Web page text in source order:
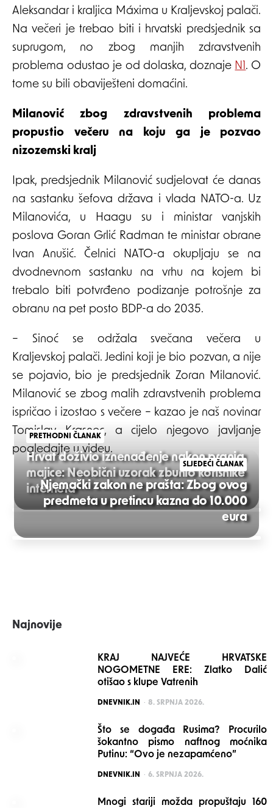
Aleksandar i kraljica Máxima u Kraljevskoj palači.
Na večeri je trebao biti i hrvatski predsjednik sa
suprugom, no zbog manjih zdravstvenih
problema odustao je od dolaska, doznaje N1. O
tome su bili obaviješteni domaćini.
Milanović zbog zdravstvenih problema
propustio večeru na koju ga je pozvao
nizozemski kralj
Ipak, predsjednik Milanović sudjelovat će danas
na sastanku šefova država i vlada NATO-a. Uz
Milanovića, u Haagu su i ministar vanjskih
poslova Goran Grlić Radman te ministar obrane
Ivan Anušić. Čelnici NATO-a okupljaju se na
dvodnevnom sastanku na vrhu na kojem bi
trebalo biti potvrđeno podizanje potrošnje za
obranu na pet posto BDP-a do 2035.
– Sinoć se održala svečana večera u
Kraljevskoj palači. Jedini koji je bio pozvan, a nije
se pojavio, bio je predsjednik Zoran Milanović.
Milanović se zbog malih zdravstvenih problema
ispričao i izostao s večere – kazao je naš novinar
Tomislav Krasnec, a cijelo njegovo javljanje
pogledajte u videu.
Post
navigation
PRETHODNI ČLANAK
Hrvat doživio iznenađenje nakon pranja
majice: Neobični uzorak zbunio korisnike
interneta
SLJEDEĆI ČLANAK
Njemački zakon ne prašta: Zbog ovog
predmeta u pretincu kazna do 10.000
eura
Najnovije
KRAJ NAJVEĆE HRVATSKE
NOGOMETNE ERE: Zlatko Dalić
otišao s klupe Vatrenih
POSTED
DNEVNIK.IN 8. SRPNJA 2026.
Što se događa Rusima? Procurilo
šokantno pismo naftnog moćnika
Putinu: “Ovo je nezapamćeno”
POSTED
DNEVNIK.IN 6. SRPNJA 2026.
Mnogi stariji možda propuštaju 160